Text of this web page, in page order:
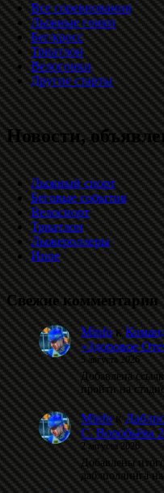
Все соревнования
Лыжные гонки
Бег/кросс
Триатлон
Велогонки
Другие старты
Новости,
Лыжный спорт
Беговые события
Велоспорт
Триатлон
Лыжероллеры
Иное
Свежие комментарии
Minfoк
«Здоровое
5 августа 2026
Добавлена
пройти на
Minfoк
С. Воробьёва
2 августа 2026
Добавлены
даблполлинга